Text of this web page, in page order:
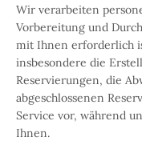
Wir verarbeiten
Vorbereitung und
mit Ihnen erforderlich
insbesondere die
Reservierungen, die
abgeschlossenen
Service vor, während
Ihnen.